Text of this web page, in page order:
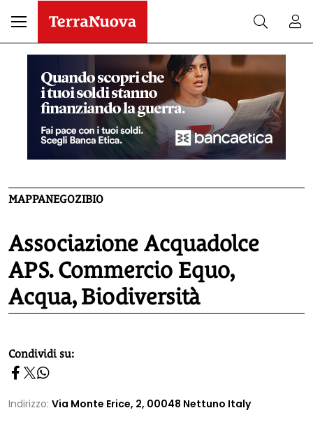
MAPPANEGOZIBIO
Associazione Acquadolce
APS. Commercio Equo,
Acqua, Biodiversità
homepage h2
Condividi su:
Indirizzo: Via Monte Erice, 2, 00048 Nettuno Italy